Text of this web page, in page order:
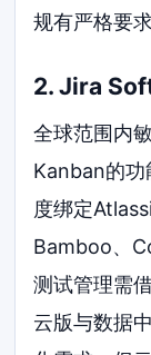
规有严格要
2. Jira
全球范围内
Kanban的功
度绑定
Bamboo、
测试管理需
云版与数据